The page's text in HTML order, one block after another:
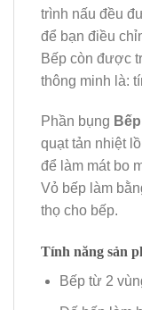
trình nấu đều
để bạn điều
Bếp còn được
thông minh là:
Phần bụng
quạt tản nhiệt
để làm mát bo
Vỏ bếp làm
thọ cho bếp.
Tính năng sản
Bếp từ 2